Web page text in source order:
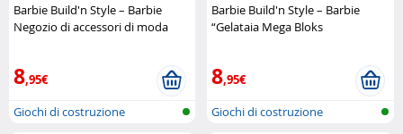
Barbie Build'n Style – Barbie
Negozio di accessori di moda
8,95€
Giochi di costruzione
Barbie Build'n Style – Barbie
“Gelataia Mega Bloks
8,95€
Giochi di costruzione